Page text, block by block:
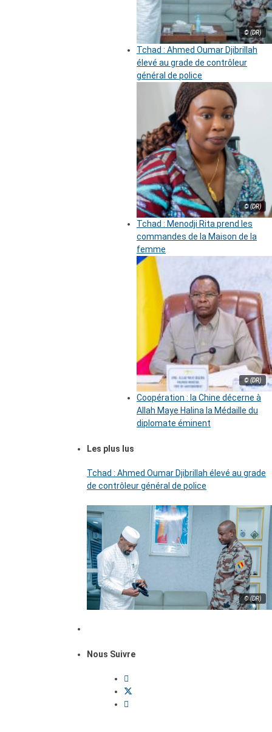
© (DR)
Tchad : Ahmed Oumar Djibrillah
élevé au grade de contrôleur
général de police
© (DR)
Tchad : Menodji Rita prend les
commandes de la Maison de la
femme
© (DR)
Coopération : la Chine décerne à
Allah Maye Halina la Médaille du
diplomate éminent
Les plus lus
Tchad : Ahmed Oumar Djibrillah élevé au grade
de contrôleur général de police
© (DR)
Nous Suivre